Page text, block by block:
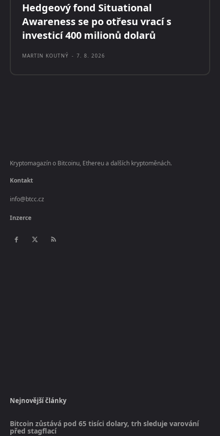
Hedgeový fond Situational
Awareness se po otřesu vrací s
investicí 400 milionů dolarů
MARTIN KOUTNÝ - 7. 8. 2026
Kryptomagazín o Bitcoinu, Ethereu a dalších kryptoměnách.
Kontakt
info@btcc.cz
Inzerce
Nejnovější články
Bitcoin zůstává pod 65 tisíci dolary, trh sleduje varování
před stagflací